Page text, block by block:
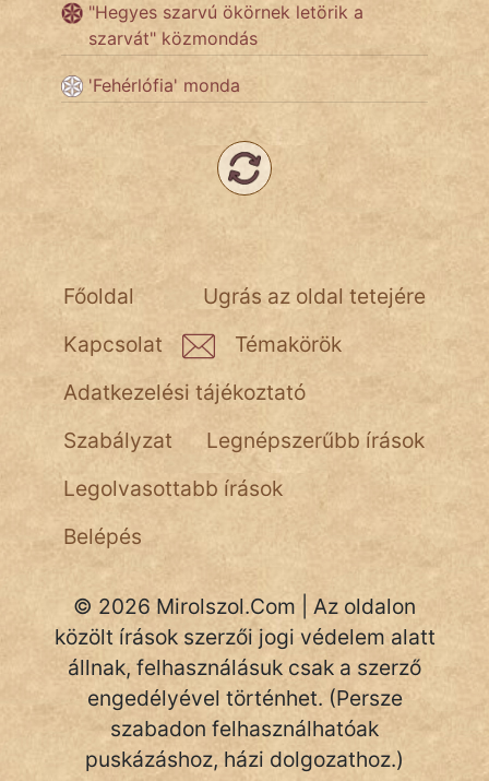
Hunor
Jób Gedeon
vörös ördög
NapHold
Név nélkül
pszichopati
szegény legény
Hoffer Botond
szemfüles
"Hegyes szarvú ökörnek letörik a
szarvát" közmondás
'Fehérlófia' monda
Ugrás az oldal tetejére
Főoldal
Kapcsolat
Témakörök
Adatkezelési tájékoztató
Szabályzat
Legnépszerűbb írások
Legolvasottabb írások
Belépés
© 2026 Mirolszol.Com | Az oldalon
közölt írások szerzői jogi védelem alatt
állnak, felhasználásuk csak a szerző
engedélyével történhet. (Persze
szabadon felhasználhatóak
puskázáshoz, házi dolgozathoz.)